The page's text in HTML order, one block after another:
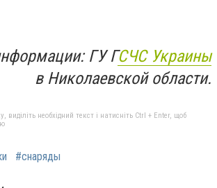
ГУ ГСЧС Украины
в Николаевской области.
необхідний текст і натисніть Ctrl + Enter, щоб
#снаряды